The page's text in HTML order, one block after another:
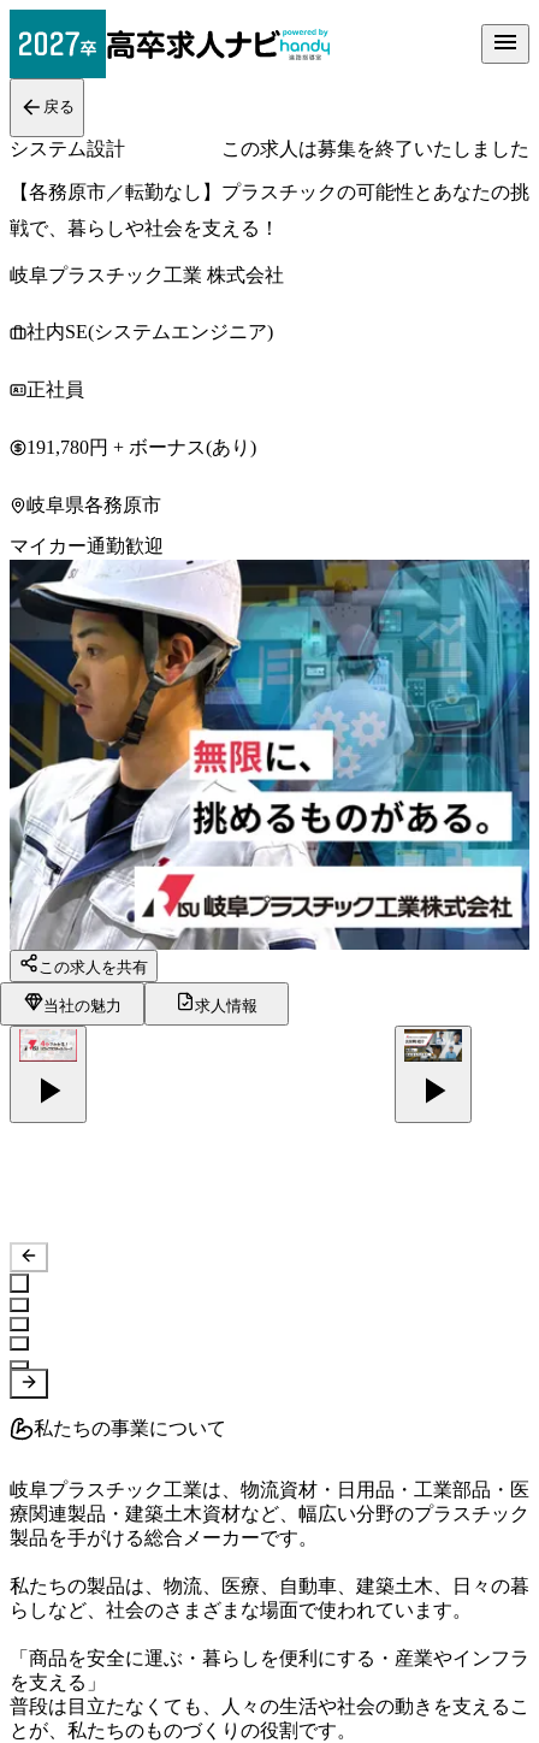
戻る
システム設計 この求人は募集を終了いたしました
【各務原市／転勤なし】プラスチックの可能性とあなたの挑
戦で、暮らしや社会を支える！
岐阜プラスチック工業 株式会社
社内SE(システムエンジニア)
正社員
191,780円 + ボーナス(あり)
岐阜県各務原市
マイカー通勤歓迎
この求人を共有
当社の魅力 求人情報
私たちの事業について
岐阜プラスチック工業は、物流資材・日用品・工業部品・医
療関連製品・建築土木資材など、幅広い分野のプラスチック
製品を手がける総合メーカーです。
私たちの製品は、物流、医療、自動車、建築土木、日々の暮
らしなど、社会のさまざまな場面で使われています。
「商品を安全に運ぶ・暮らしを便利にする・産業やインフラ
を支える」
普段は目立たなくても、人々の生活や社会の動きを支えるこ
とが、私たちのものづくりの役割です。